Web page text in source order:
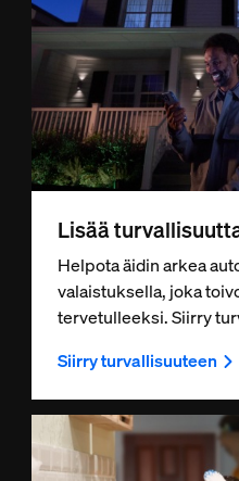
Lisää
Helpota äidin arkea
valaistuksella, joka
tervetulleeksi. Siirry
Siirry turvallisuuteen